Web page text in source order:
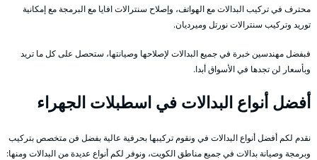
محترف في تركيب البدالات مع الهواتف، وإصلاح سنترالات افايا مع البرمجة مع إمكانية
توريد وتركيب سنترالات نورتل وميرديان.
فبفضل مهندسين خبرة في جميع البدالات لإصلاحها وصيانتها، ستحصل على كل ما تريد
وبأسعار لن تجدها في الأسواق أبدا.
أفضل أنواع البدالات في اسطبلات الجهراء
نقدم لكم أفضل أنواع البدالات في ونقوم تركيبها بحرفية عالية بفضل فن متخصص بتركيب
وبرمجة وصيانة بدالات في جميع مناطق الكويت، ونوفر لكم أنواع عديدة من البدالات ومنها: